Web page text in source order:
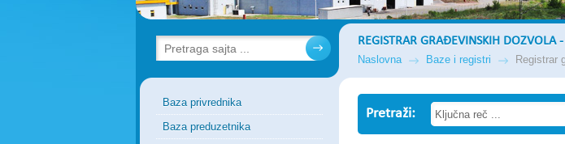
Baza privrednika
Baza preduzetnika
REGISTRAR GRAĐEVINSKIH DOZVOLA
Naslovna Baze i registri Registrar
Pretraži: